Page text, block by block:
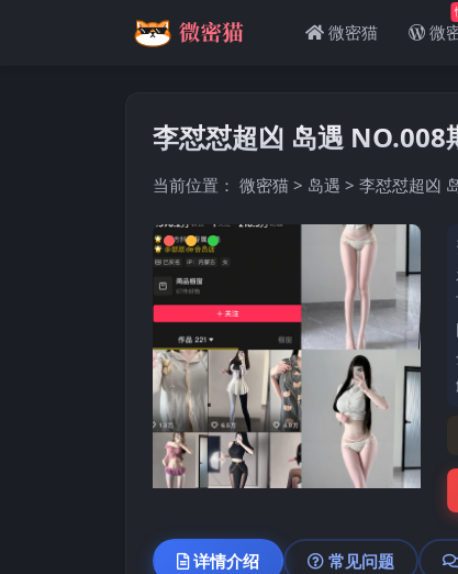
微密猫 微
李怼怼超凶 岛遇
当前位置： 微密猫 > 岛遇 > 李怼怼超凶
详情介绍 常见问题